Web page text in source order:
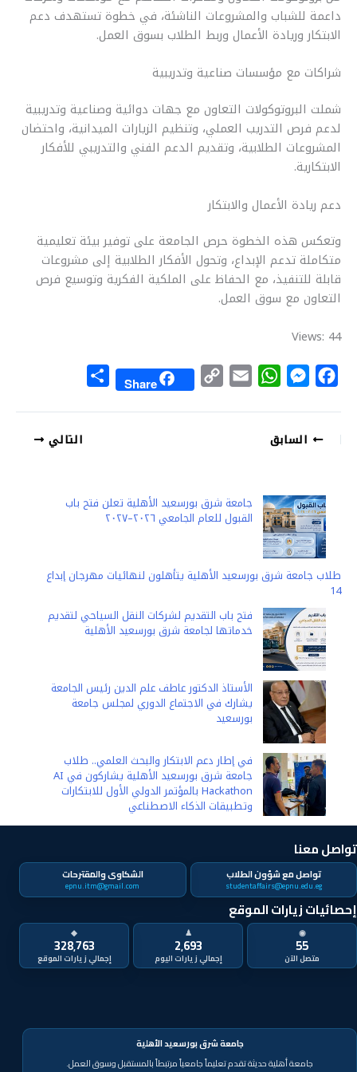
b
o
o
e
g
r
s
p
l
L
n
e
داعمة للشباب والمشروعات الناشئة، في خطوة تستهدف دعم
الابتكار وريادة الأعمال وربط الطلاب بسوق العمل.
شراكات مع مؤسسات صناعية وتدريبية
شملت البروتوكولات التعاون مع جهات دوائية وصناعية وتدريبية
لدعم فرص التدريب العملي، وتنظيم الزيارات الميدانية، واحتضان
المشروعات الطلابية، وتقديم الدعم الفني والتدريبي للأفكار
الابتكارية.
دعم ريادة الأعمال والابتكار
وتعكس هذه الخطوة حرص الجامعة على توفير بيئة تعليمية
متكاملة تدعم الإبداع، وتحول الأفكار الطلابية إلى مشروعات
قابلة للتنفيذ، مع الحفاظ على الملكية الفكرية وتوسيع فرص
التعاون مع سوق العمل.
Views: 44
c
e
o
k
M
s
s
g
e
r
W
a
p
E
a
C
o
p
n
k
Share
a
r
السابق التالي
جامعة شرق بورسعيد الأهلية تعلن فتح باب
القبول للعام الجامعي ٢٠٢٦–٢٠٢٧
طلاب جامعة شرق بورسعيد الأهلية يتأهلون لنهائيات مهرجان إبداع
14
فتح باب التقديم لشركات النقل السياحي لتقديم
خدماتها لجامعة شرق بورسعيد الأهلية
الأستاذ الدكتور عاطف علم الدين رئيس الجامعة
يشارك في الاجتماع الدوري لمجلس جامعة
بورسعيد
في إطار دعم الابتكار والبحث العلمي.. طلاب
جامعة شرق بورسعيد الأهلية يشاركون في AI
Hackathon بالمؤتمر الدولي الأول للابتكارات
وتطبيقات الذكاء الاصطناعي
تواصل معنا
تواصل مع شؤون الطلاب
studentaffairs@epnu.edu.eg
الشكاوى والمقترحات
epnu.itm@gmail.com
إحصائيات زيارات الموقع
◉
55
متصل الآن
♟
2٬693
◆
328٬763
جامعة شرق بورسعيد الأهلية
جامعة أهلية حديثة تقدم تعليماً جامعياً مرتبطاً بالمستقبل وسوق العمل.